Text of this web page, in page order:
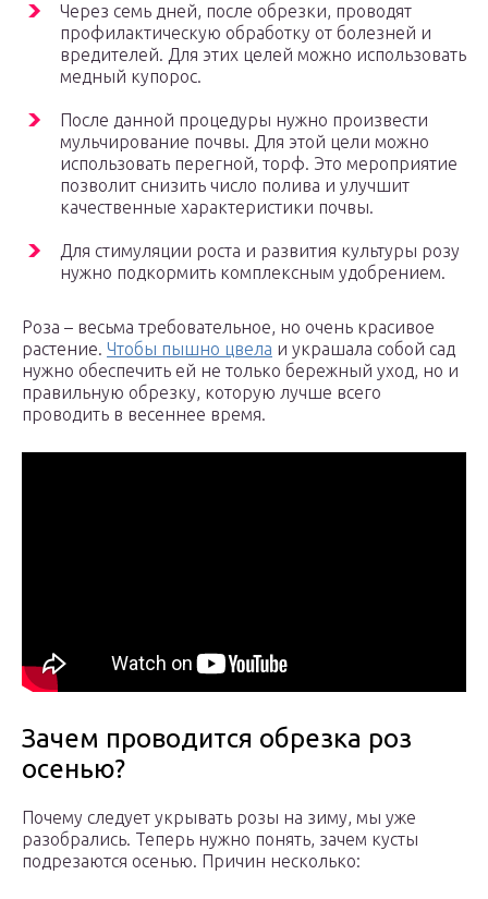
Через семь дней, после обрезки, проводят
профилактическую обработку от болезней и
вредителей. Для этих целей можно использовать
медный купорос.
После данной процедуры нужно произвести
мульчирование почвы. Для этой цели можно
использовать перегной, торф. Это мероприятие
позволит снизить число полива и улучшит
качественные характеристики почвы.
Для стимуляции роста и развития культуры розу
нужно подкормить комплексным удобрением.
Роза – весьма требовательное, но очень красивое
растение. Чтобы пышно цвела и украшала собой сад
нужно обеспечить ей не только бережный уход, но и
правильную обрезку, которую лучше всего
проводить в весеннее время.
Зачем проводится обрезка роз
осенью?
Почему следует укрывать розы на зиму, мы уже
разобрались. Теперь нужно понять, зачем кусты
подрезаются осенью. Причин несколько: